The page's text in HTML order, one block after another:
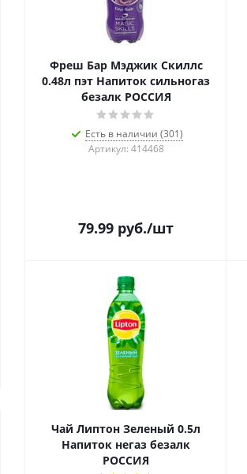
Фреш Бар Мэджик Скиллс
0.48л пэт Напиток сильногаз
безалк РОССИЯ
Есть в наличии (301)
Артикул: 414468
79.99 руб./шт
Чай Липтон Зеленый 0.5л
Напиток негаз безалк
РОССИЯ